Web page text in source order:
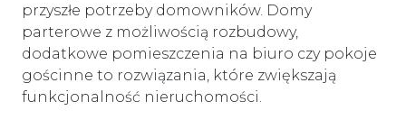
przyszłe potrzeby domowników. Domy
parterowe z możliwością rozbudowy,
dodatkowe pomieszczenia na biuro czy pokoje
gościnne to rozwiązania, które zwiększają
funkcjonalność nieruchomości.